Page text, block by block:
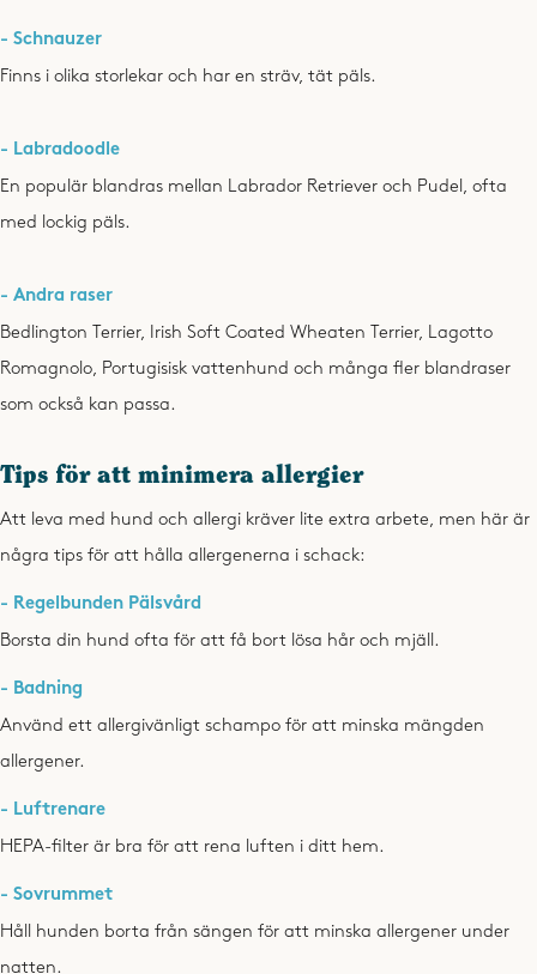
- Schnauzer
Finns i olika storlekar och har en sträv, tät päls.
- Labradoodle
En populär blandras mellan Labrador Retriever och Pudel, ofta
med lockig päls.
- Andra raser
Bedlington Terrier, Irish Soft Coated Wheaten Terrier, Lagotto
Romagnolo, Portugisisk vattenhund och många fler blandraser
som också kan passa.
Tips för att minimera allergier
Att leva med hund och allergi kräver lite extra arbete, men här är
några tips för att hålla allergenerna i schack:
- Regelbunden Pälsvård
Borsta din hund ofta för att få bort lösa hår och mjäll.
- Badning
Använd ett allergivänligt schampo för att minska mängden
allergener.
- Luftrenare
HEPA-filter är bra för att rena luften i ditt hem.
- Sovrummet
Håll hunden borta från sängen för att minska allergener under
natten.